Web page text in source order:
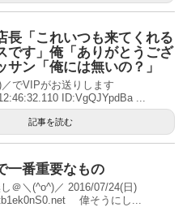
長「これいつも来てくれる
です」俺「ありがとうござ
サン「俺には無いの？」
でVIPがお送りします
ID:VgQJYpdBa ...
記事を読む
一番重要なもの
＠＼(^o^)／ 2016/07/24(日)
偉そうにし...